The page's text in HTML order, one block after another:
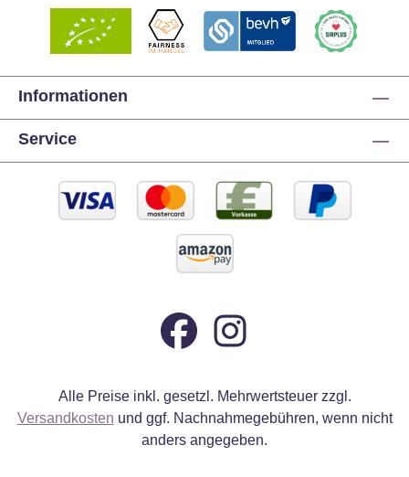
Informationen
Service
Alle Preise inkl. gesetzl. Mehrwertsteuer zzgl.
Versandkosten und ggf. Nachnahmegebühren, wenn nicht
anders angegeben.